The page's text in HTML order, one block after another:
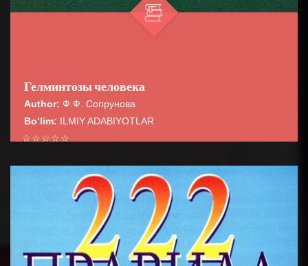
Гелминтозы человека
Author: Ф.Ф. Сопрунова
Bo‘lim: ILMIY ADABIYOTLAR
☆
☆
☆
☆
☆
В монографии освещены вопросы медицинской
гельминтологии, обще» эпидемиологии,
сероэпидемиолопш и лабораторной диагности...
BATAFSIL...